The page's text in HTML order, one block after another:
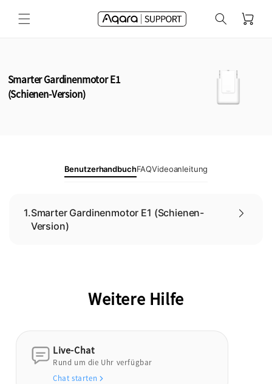
zum
Inhalt
Warenkorb
Smarter Gardinenmotor E1
(Schienen-Version)
BenutzerhandbuchFAQVideoanleitung
1.Smarter Gardinenmotor E1 (Schienen-
Version)
Weitere Hilfe
Live-Chat
Rund um die Uhr verfügbar
Chat starten